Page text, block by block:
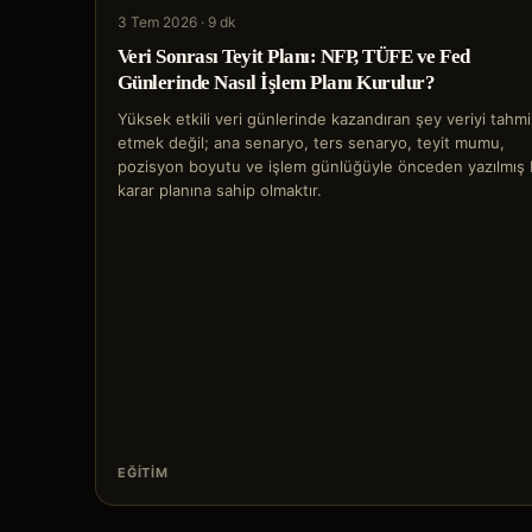
3 Tem 2026 · 9 dk
Veri Sonrası Teyit Planı: NFP, TÜFE ve Fed
Günlerinde Nasıl İşlem Planı Kurulur?
Yüksek etkili veri günlerinde kazandıran şey veriyi
etmek değil; ana senaryo, ters senaryo, teyit mumu,
pozisyon boyutu ve işlem günlüğüyle önceden yazılmış
karar planına sahip olmaktır.
EĞITIM